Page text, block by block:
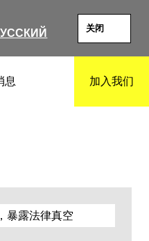
关闭
息 加入我们
暴露法律真空